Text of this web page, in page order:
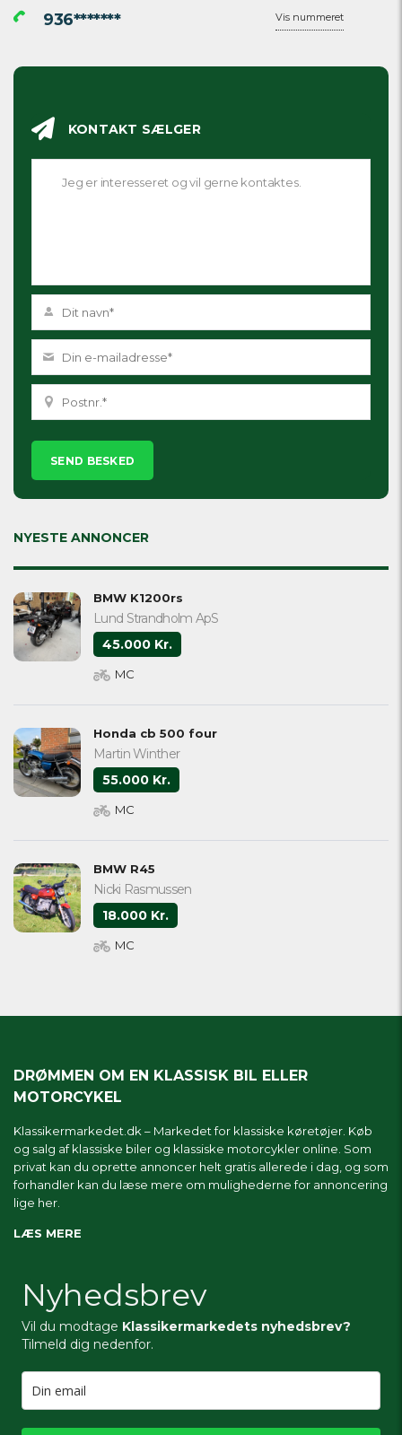
936******* Vis nummeret
KONTAKT SÆLGER
Please
leave
empty.
NYESTE ANNONCER
BMW K1200rs
Lund Strandholm ApS
45.000 Kr.
MC
Honda cb 500 four
Martin Winther
55.000 Kr.
MC
BMW R45
Nicki Rasmussen
18.000 Kr.
MC
DRØMMEN OM EN KLASSISK BIL ELLER
MOTORCYKEL
Klassikermarkedet.dk – Markedet for klassiske køretøjer. Køb
og salg af klassiske biler og klassiske motorcykler online. Som
privat kan du oprette annoncer helt gratis allerede i dag, og som
forhandler kan du læse mere om mulighederne for annoncering
lige her.
LÆS MERE
Nyhedsbrev
Vil du modtage Klassikermarkedets nyhedsbrev?
Tilmeld dig nedenfor.